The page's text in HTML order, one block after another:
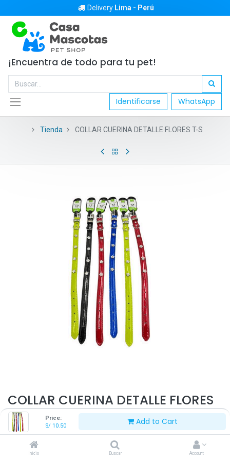
Price:
S/ 10.50 Add to Cart
Inicio Buscar Account
Delivery Lima - Perú
¡Encuentra de todo para tu pet!
Identificarse WhatsApp
Tienda COLLAR CUERINA DETALLE FLORES T-S
COLLAR CUERINA DETALLE FLORES
T-S
10.50